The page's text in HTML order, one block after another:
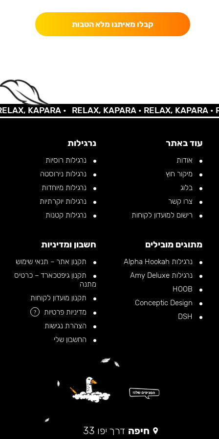
קבלו מאיתנו מלא הטבות
KAPARA • RELAX, KAPARA •RELAX, KAPARA •
עוד באתר
אודות
מיקור חוץ
בלוג
צרו קשר
רישום למועדון לקוחות
נרגילות
נרגילות רוסיות
נרגילות נירוסטה
נרגילות מיוחדות
נרגילות יוקרתיות
נרגילות קטנות
מתוגים מובילים
נרגילות Alpha Hookah
נרגילות Amy Deluxe
חשבון ומדיניות
תקנון אתר – תנאי שימוש
תקנון גיפטכארד – כרטיס
מתנה
תקנון מועדון לקוחות
מדיניות פרטיות
?
הצהרת נגישות
החשבון שלי
חיפה דרך יפו 33